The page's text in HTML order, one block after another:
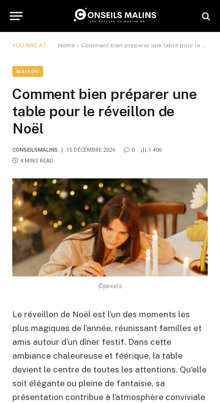
YOU ARE AT: Home » Comment bien préparer une table pour le réveillon de Noël
MAISON
Comment bien préparer une
table pour le réveillon de
Noël
CONSEILSMALINS 15 DÉCEMBRE 2024 0
1 406
4 MINS READ
©pexels
Le réveillon de Noël est l’un des moments les
plus magiques de l’année, réunissant familles et
amis autour d’un dîner festif. Dans cette
ambiance chaleureuse et féérique, la table
devient le centre de toutes les attentions. Qu’elle
soit élégante ou pleine de fantaisie, sa
présentation contribue à l’atmosphère conviviale